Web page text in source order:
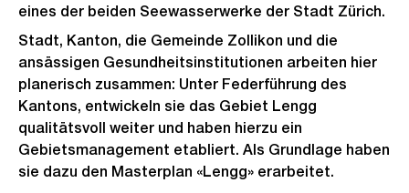
eines der beiden Seewasserwerke der Stadt Zürich.
Stadt, Kanton, die Gemeinde Zollikon und die
ansässigen Gesundheitsinstitutionen arbeiten hier
planerisch zusammen: Unter Federführung des
Kantons, entwickeln sie das Gebiet Lengg
qualitätsvoll weiter und haben hierzu ein
Gebietsmanagement etabliert. Als Grundlage haben
sie dazu den Masterplan «Lengg» erarbeitet.